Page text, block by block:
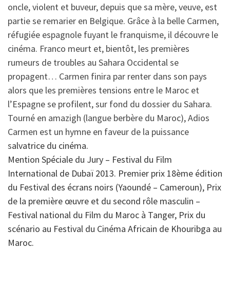
oncle, violent et buveur, depuis que sa mère, veuve, est
partie se remarier en Belgique. Grâce à la belle Carmen,
réfugiée espagnole fuyant le franquisme, il découvre le
cinéma. Franco meurt et, bientôt, les premières
rumeurs de troubles au Sahara Occidental se
propagent… Carmen finira par renter dans son pays
alors que les premières tensions entre le Maroc et
l’Espagne se profilent, sur fond du dossier du Sahara.
Tourné en amazigh (langue berbère du Maroc), Adios
Carmen est un hymne en faveur de la puissance
salvatrice du cinéma.
Mention Spéciale du Jury – Festival du Film
International de Dubaï 2013. Premier prix 18ème édition
du Festival des écrans noirs (Yaoundé – Cameroun), Prix
de la première œuvre et du second rôle masculin –
Festival national du Film du Maroc à Tanger, Prix du
scénario au Festival du Cinéma Africain de Khouribga au
Maroc.